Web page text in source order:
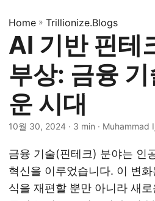
Home » Trillionize.Blogs
AI 기반 핀테
부상: 금융
운 시대
10월 30, 2024 · 3 min · Muhammad
금융 기술(핀테크) 분야는 인
혁신을 이루었습니다. 이 변
식을 재편할 뿐만 아니라 새